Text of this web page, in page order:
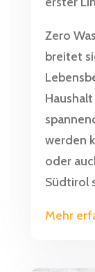
Zero
breitet
werden
oder
Südtirol
Mehr